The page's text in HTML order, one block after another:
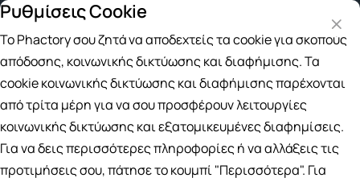
Δωρεάν μεταφορικά για αγορές άνω των 49€
Αναζήτηση
Αρχική / ΓΥΝΑΙΚΑ / Μακιγιάζ / Foundation-Concealer
Foundation-Concealer
25ΠΡΟΪΟΝΤΑ
Ρυθμίσεις Cookie
Το Phactory σου ζητά να αποδεχτείς τα cookie για σκοπούς
απόδοσης, κοινωνικής δικτύωσης και διαφήμισης. Τα
cookie κοινωνικής δικτύωσης και διαφήμισης παρέχονται
από τρίτα μέρη για να σου προσφέρουν λειτουργίες
κοινωνικής δικτύωσης και εξατομικευμένες διαφημίσεις.
Για να δεις περισσότερες πληροφορίες ή να αλλάξεις τις
προτιμήσεις σου, πάτησε το κουμπί "Περισσότερα". Για